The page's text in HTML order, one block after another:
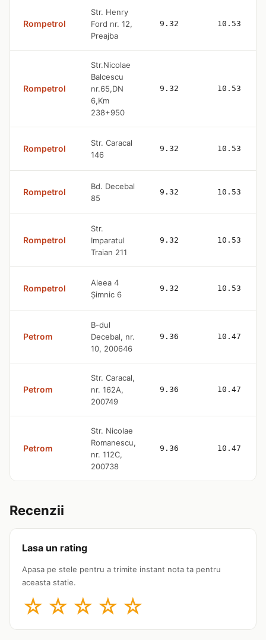
Rompetrol
Str. Henry
Ford nr. 12,
Preajba
9.32 10.53
Rompetrol
Str.Nicolae
Balcescu
nr.65,DN
6,Km
238+950
9.32 10.53
Rompetrol
Str. Caracal
146
9.32 10.53
Rompetrol
Bd. Decebal
85
9.32 10.53
Rompetrol
Str.
Imparatul
Traian 211
9.32 10.53
Rompetrol
Aleea 4
Șimnic 6
9.32 10.53
Petrom
B-dul
Decebal, nr.
10, 200646
9.36 10.47
Petrom
Str. Caracal,
nr. 162A,
200749
9.36 10.47
Petrom
Str. Nicolae
Romanescu,
nr. 112C,
200738
9.36 10.47
Recenzii
Lasa un rating
Apasa pe stele pentru a trimite instant nota ta pentru
aceasta statie.
☆ ☆ ☆ ☆ ☆